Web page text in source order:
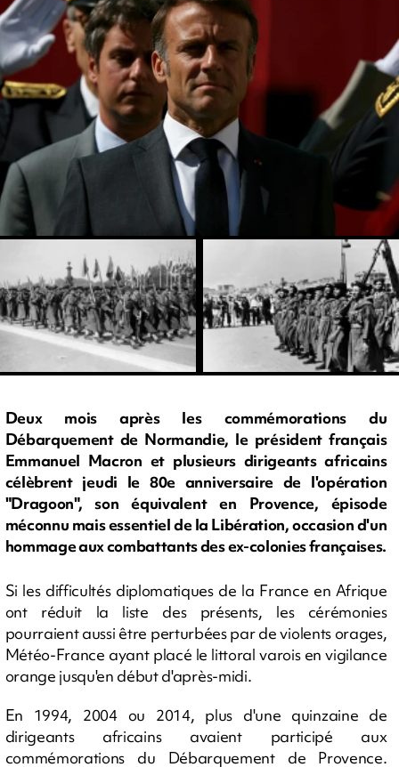
Deux mois après les commémorations du
Débarquement de Normandie, le président français
Emmanuel Macron et plusieurs dirigeants africains
célèbrent jeudi le 80e anniversaire de l'opération
"Dragoon", son équivalent en Provence, épisode
méconnu mais essentiel de la Libération, occasion d'un
hommage aux combattants des ex-colonies françaises.
Si les difficultés diplomatiques de la France en Afrique
ont réduit la liste des présents, les cérémonies
pourraient aussi être perturbées par de violents orages,
Météo-France ayant placé le littoral varois en vigilance
orange jusqu'en début d'après-midi.
En 1994, 2004 ou 2014, plus d'une quinzaine de
dirigeants africains avaient participé aux
commémorations du Débarquement de Provence.